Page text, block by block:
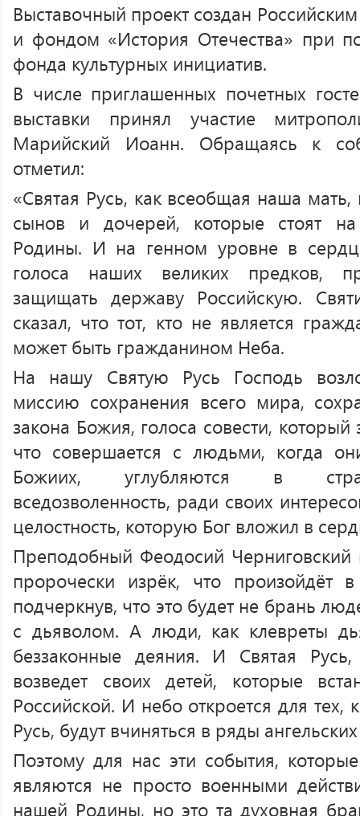
Выставочный проект создан
и фондом «История Отечества» при
фонда культурных инициатив.
В числе приглашенных почетных
выставки принял участие
Марийский Иоанн. Обращаясь к
отметил:
«Святая Русь, как всеобщая наша мать,
сынов и дочерей, которые стоят
Родины. И на генном уровне в
голоса наших великих предков,
защищать державу Российскую.
сказал, что тот, кто не является
может быть гражданином Неба.
На нашу Святую Русь Господь
миссию сохранения всего мира,
закона Божия, голоса совести,
что совершается с людьми, когда
Божиих, углубляются в
вседозволенность, ради своих
целостность, которую Бог вложил в
Преподобный Феодосий Черниговский
пророчески изрёк, что произойдёт
подчеркнув, что это будет не брань
с дьяволом. А люди, как клевреты
беззаконные деяния. И Святая
возведет своих детей, которые
Российской. И небо откроется для
Русь, будут вчиняться в ряды
Поэтому для нас эти события,
являются не просто военными
нашей Родины, но это та духовная